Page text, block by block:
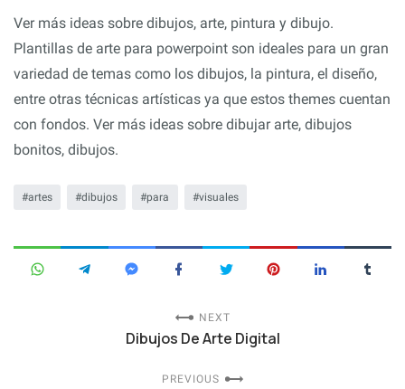
Ver más ideas sobre dibujos, arte, pintura y dibujo.
Plantillas de arte para powerpoint son ideales para un gran
variedad de temas como los dibujos, la pintura, el diseño,
entre otras técnicas artísticas ya que estos themes cuentan
con fondos. Ver más ideas sobre dibujar arte, dibujos
bonitos, dibujos.
artes dibujos para visuales
NEXT
Dibujos De Arte Digital
PREVIOUS